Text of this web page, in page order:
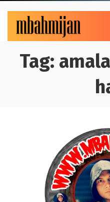
Tag: